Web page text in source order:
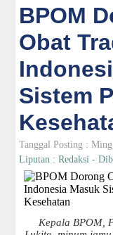
BPOM
Obat
Sistem
Tanggal Posting :
Liputan : Redaksi -
Kepala BPOM,